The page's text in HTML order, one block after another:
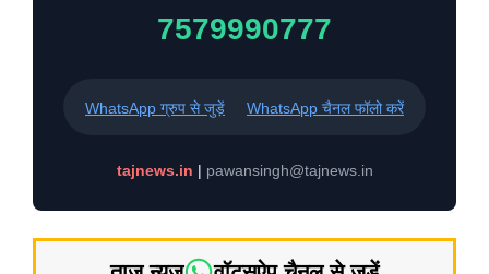
7579990777
WhatsApp ग्रुप से जुड़ें WhatsApp चैनल फॉलो करें
tajnews.in | pawansingh@tajnews.in